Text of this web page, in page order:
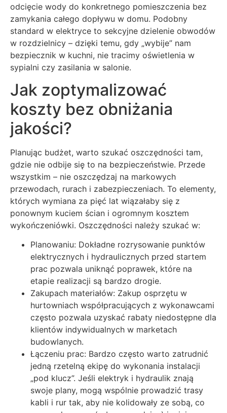
odcięcie wody do konkretnego pomieszczenia bez
zamykania całego dopływu w domu. Podobny
standard w elektryce to sekcyjne dzielenie obwodów
w rozdzielnicy – dzięki temu, gdy „wybije” nam
bezpiecznik w kuchni, nie tracimy oświetlenia w
sypialni czy zasilania w salonie.
Jak zoptymalizować
koszty bez obniżania
jakości?
Planując budżet, warto szukać oszczędności tam,
gdzie nie odbije się to na bezpieczeństwie. Przede
wszystkim – nie oszczędzaj na markowych
przewodach, rurach i zabezpieczeniach. To elementy,
których wymiana za pięć lat wiązałaby się z
ponownym kuciem ścian i ogromnym kosztem
wykończeniówki. Oszczędności należy szukać w:
Planowaniu: Dokładne rozrysowanie punktów
elektrycznych i hydraulicznych przed startem
prac pozwala uniknąć poprawek, które na
etapie realizacji są bardzo drogie.
Zakupach materiałów: Zakup osprzętu w
hurtowniach współpracujących z wykonawcami
często pozwala uzyskać rabaty niedostępne dla
klientów indywidualnych w marketach
budowlanych.
Łączeniu prac: Bardzo często warto zatrudnić
jedną rzetelną ekipę do wykonania instalacji
„pod klucz”. Jeśli elektryk i hydraulik znają
swoje plany, mogą wspólnie prowadzić trasy
kabli i rur tak, aby nie kolidowały ze sobą, co